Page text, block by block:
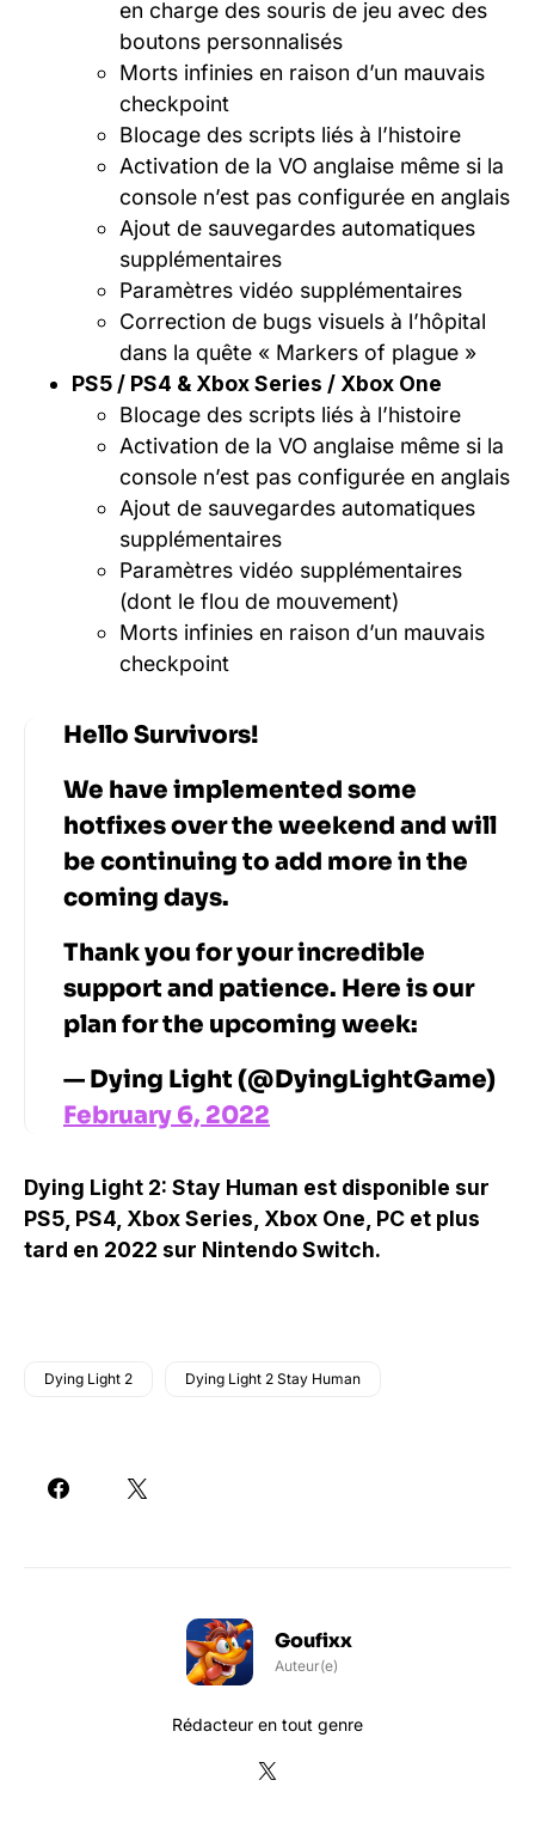
en charge des souris de jeu avec des
boutons personnalisés
Morts infinies en raison d’un mauvais
checkpoint
Blocage des scripts liés à l’histoire
Activation de la VO anglaise même si la
console n’est pas configurée en anglais
Ajout de sauvegardes automatiques
supplémentaires
Paramètres vidéo supplémentaires
Correction de bugs visuels à l’hôpital
dans la quête « Markers of plague »
PS5 / PS4 & Xbox Series / Xbox One
Blocage des scripts liés à l’histoire
Activation de la VO anglaise même si la
console n’est pas configurée en anglais
Ajout de sauvegardes automatiques
supplémentaires
Paramètres vidéo supplémentaires
(dont le flou de mouvement)
Morts infinies en raison d’un mauvais
checkpoint
Hello Survivors!
We have implemented some
hotfixes over the weekend and will
be continuing to add more in the
coming days.
Thank you for your incredible
support and patience. Here is our
plan for the upcoming week:
— Dying Light (@DyingLightGame)
February 6, 2022
Dying Light 2: Stay Human est disponible sur
PS5, PS4, Xbox Series, Xbox One, PC et plus
tard en 2022 sur Nintendo Switch.
Dying Light 2 Dying Light 2 Stay Human
Goufixx
Auteur(e)
Rédacteur en tout genre